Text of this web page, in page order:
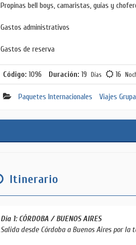
Propinas bell boys, camaristas, guías y
Gastos administrativos
Gastos de reserva
Código: 1096 Duración: 19 Días 16
Paquetes Internacionales Viajes
Itinerario
Día 1: CÓRDOBA / BUENOS AIRES
Salida desde Córdoba a Buenos Aires por